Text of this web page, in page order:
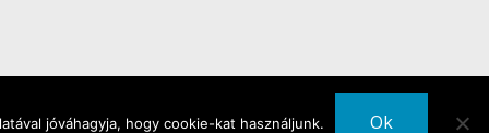
jóváhagyja, hogy cookie-kat használjunk. Ok